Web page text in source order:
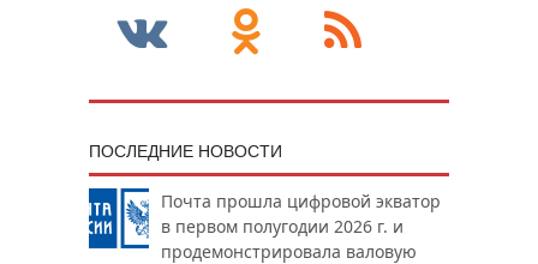
ПОСЛЕДНИЕ НОВОСТИ
Почта прошла цифровой экватор
в первом полугодии 2026 г. и
продемонстрировала валовую